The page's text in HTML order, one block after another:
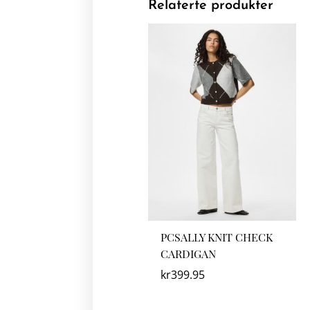
Relaterte produkter
PCSALLY KNIT CHECK
CARDIGAN
kr399.95